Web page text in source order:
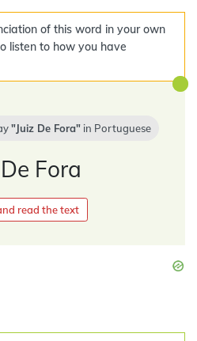
of this word in your own
listen to how you have
Juiz De Fora in Portuguese
Fora
read the text